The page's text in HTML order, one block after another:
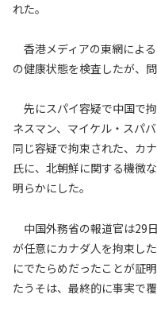
れた。
香港メディアの東網によ
の健康状態を検査したが、
先にスパイ容疑で中国で
ネスマン、マイケル・スパ
同じ容疑で拘束された、カ
氏に、北朝鮮に関する機微
明らかにした。
中国外務省の報道官は29
が任意にカナダ人を拘束し
にでたらめだったことが証
たうそは、最終的に事実で